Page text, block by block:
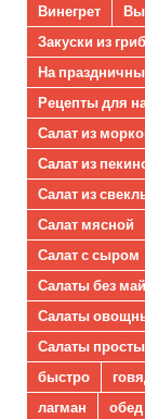
Винегрет
Закуски из
На
Рецепты для
Салат из
Салат из
Салат из
Салат мясной
Салат с сыром
Салаты без
Салаты
Салаты
быстро
лагман
обед